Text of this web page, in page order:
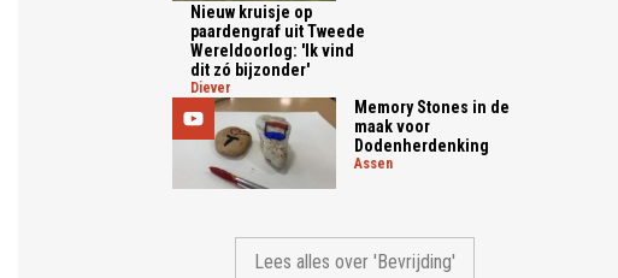
Nieuw kruisje op
paardengraf uit Tweede
Wereldoorlog: 'Ik vind
dit zó bijzonder'
diever
Memory Stones in de
maak voor
Dodenherdenking
assen
Lees alles over 'Bevrijding'